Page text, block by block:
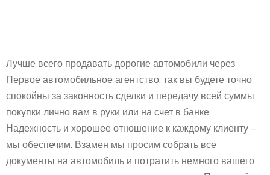
Лучше всего продавать дорогие автомобили через
Первое автомобильное агентство, так вы будете точно
спокойны за законность сделки и передачу всей суммы
покупки лично вам в руки или на счет в банке.
Надежность и хорошее отношение к каждому клиенту –
мы обеспечим. Взамен мы просим собрать все
документы на автомобиль и потратить немного вашего